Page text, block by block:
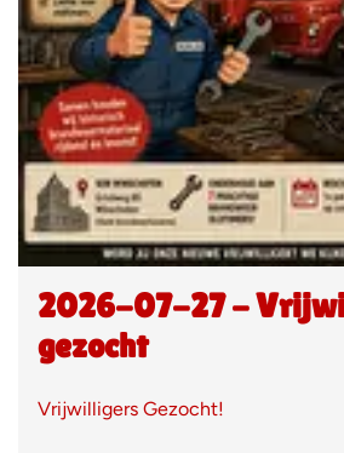
2026-07-27 -
gezocht
Vrijwilligers Gezocht!